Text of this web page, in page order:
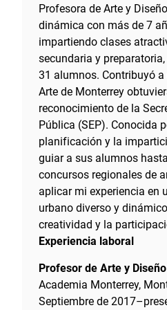
Profesora de Arte y
dinámica con más de 7
impartiendo clases
secundaria y
31 alumnos. Contribuyó
Arte de Monterrey
reconocimiento de la
Pública (SEP). Conocida
planificación y la
guiar a sus alumnos
concursos regionales de
aplicar mi experiencia en
urbano diverso y
creatividad y la
Experiencia laboral
Profesor de Arte y Diseño
Academia Monterrey,
Septiembre de